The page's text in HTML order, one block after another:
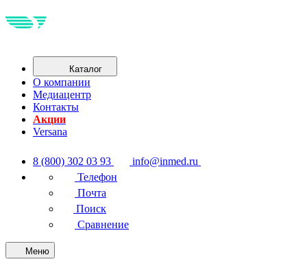
Каталог
О компании
Медиацентр
Контакты
Акции
Versana
8 (800) 302 03 93
info@inmed.ru
Телефон
Почта
Поиск
Сравнение
Меню